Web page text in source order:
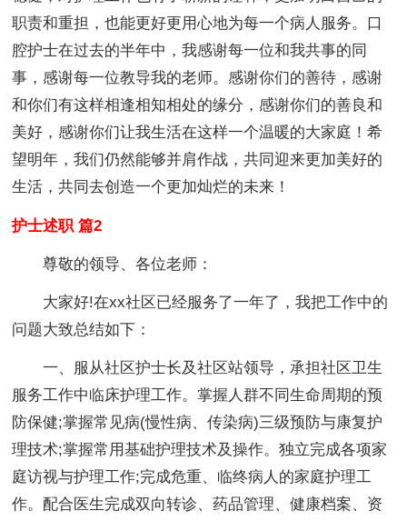
职责和重担，也能更好更用心地为每一个病人服务。口
腔护士在过去的半年中，我感谢每一位和我共事的同
事，感谢每一位教导我的老师。感谢你们的善待，感谢
和你们有这样相逢相知相处的缘分，感谢你们的善良和
美好，感谢你们让我生活在这样一个温暖的大家庭！希
望明年，我们仍然能够并肩作战，共同迎来更加美好的
生活，共同去创造一个更加灿烂的未来！
护士述职 篇2
尊敬的领导、各位老师：
大家好!在xx社区已经服务了一年了，我把工作中的
问题大致总结如下：
一、服从社区护士长及社区站领导，承担社区卫生
服务工作中临床护理工作。掌握人群不同生命周期的预
防保健;掌握常见病(慢性病、传染病)三级预防与康复护
理技术;掌握常用基础护理技术及操作。独立完成各项家
庭访视与护理工作;完成危重、临终病人的家庭护理工
作。配合医生完成双向转诊、药品管理、健康档案、资